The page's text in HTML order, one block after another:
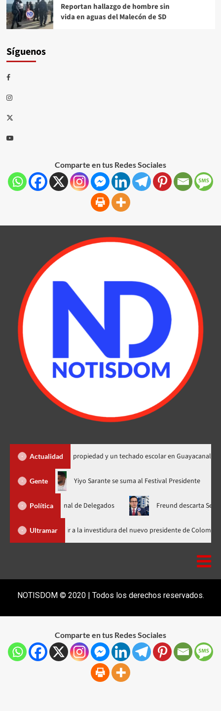
Reportan hallazgo de hombre sin
vida en aguas del Malecón de SD
Síguenos
Comparte en tus Redes Sociales
Actualidad
títulos de propiedad y un techado escolar en Guayacanal
Gente
en nuevo horario Yiyo Sarante se suma al Festival
Política
Nacional de Delegados Freund descarta Secretaría de
Ultramar
Abinader llega a Cali para asistir a la investidura del nuevo presidente
NOTISDOM © 2020 | Todos los derechos reservados.
Comparte en tus Redes Sociales